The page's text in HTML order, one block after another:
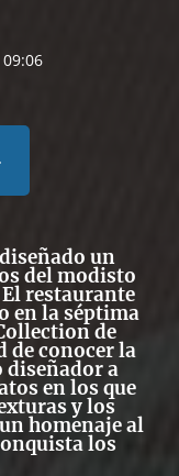
un
del modisto
restaurante
en la séptima
de
de conocer la
diseñador a
en los que
y los
homenaje al
los